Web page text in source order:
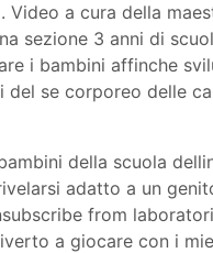
a cura della
sezione 3 anni di
i bambini affinche
del se corporeo delle
della scuola
adatto a un
from
a giocare con i